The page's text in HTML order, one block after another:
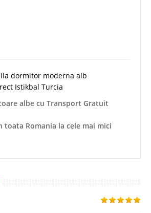
dormitor moderna alb
Istikbal Turcia
albe cu Transport Gratuit
toata Romania la cele mai mici